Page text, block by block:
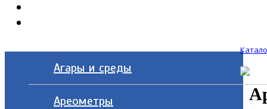
Агары и среды
Ареометры